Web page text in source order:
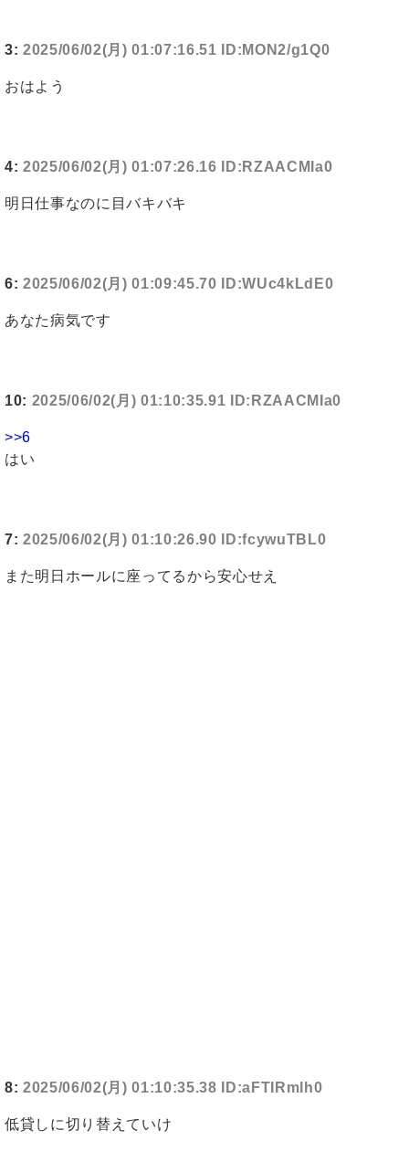
3: 2025/06/02(月) 01:07:16.51 ID:MON2/g1Q0
おはよう
4: 2025/06/02(月) 01:07:26.16 ID:RZAACMIa0
明日仕事なのに目バキバキ
6: 2025/06/02(月) 01:09:45.70 ID:WUc4kLdE0
あなた病気です
10: 2025/06/02(月) 01:10:35.91 ID:RZAACMIa0
>>6
はい
7: 2025/06/02(月) 01:10:26.90 ID:fcywuTBL0
また明日ホールに座ってるから安心せえ
8: 2025/06/02(月) 01:10:35.38 ID:aFTIRmlh0
低貸しに切り替えていけ